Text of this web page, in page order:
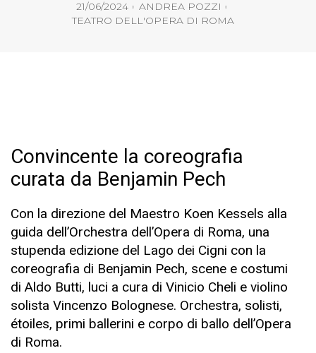
21/06/2024
ANDREA POZZI
TEATRO DELL'OPERA DI ROMA
Convincente la coreografia
curata da Benjamin Pech
Con la direzione del Maestro Koen Kessels alla
guida dell’Orchestra dell’Opera di Roma, una
stupenda edizione del Lago dei Cigni con la
coreografia di Benjamin Pech, scene e costumi
di Aldo Butti, luci a cura di Vinicio Cheli e violino
solista Vincenzo Bolognese. Orchestra, solisti,
étoiles, primi ballerini e corpo di ballo dell’Opera
di Roma.